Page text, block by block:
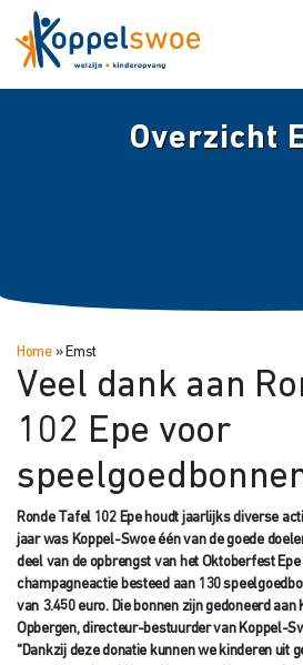
Overzicht
Home» Emst
Veel dank aan
102 Epe voor
Ronde Tafel 102 Epe houdt jaarlijks diverse
jaar was Koppel-Swoe één van de goede
deel van de opbrengst van het Oktoberfest
champagneactie besteed aan 130
van 3.450 euro. Die bonnen zijn gedoneerd
Opbergen, directeur-bestuurder van Koppel-
“Dankzij deze donatie kunnen we kinderen uit